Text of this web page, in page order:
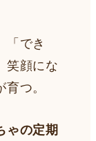
でき
笑顔にな
つ。
ゃの定期